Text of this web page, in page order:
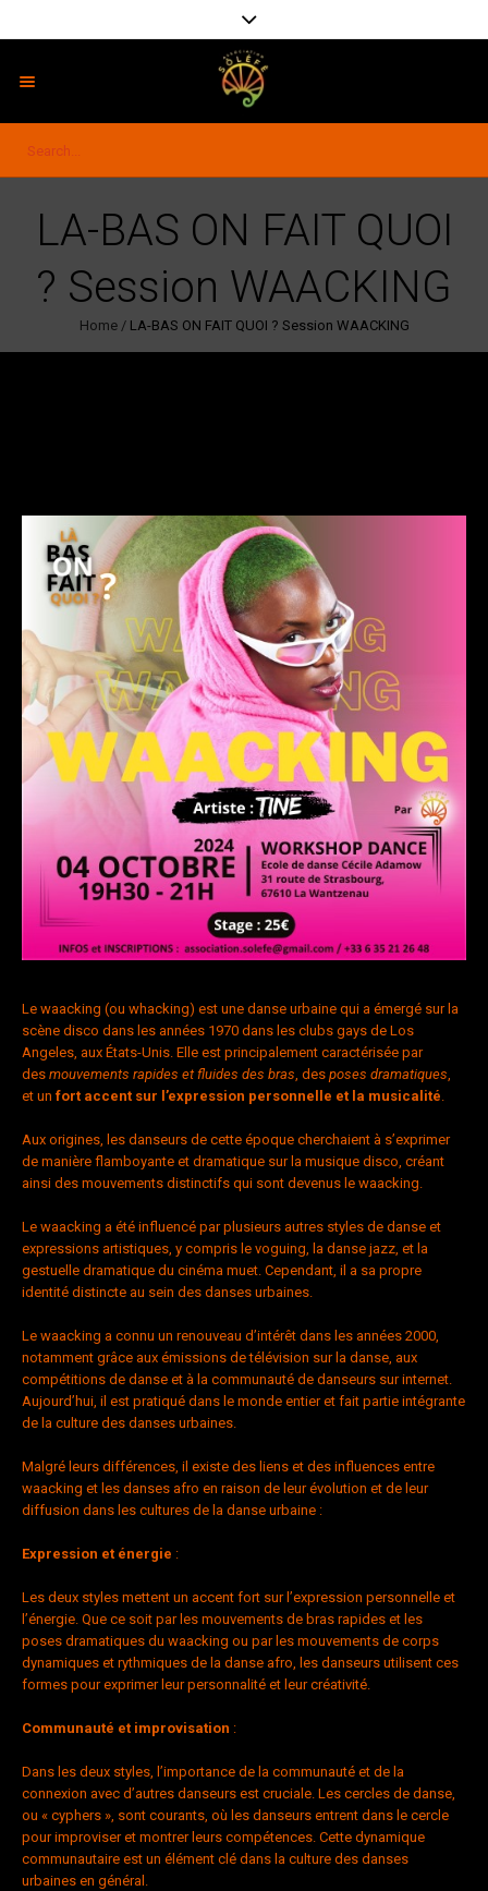
LA-BAS ON FAIT QUOI
? Session WAACKING
Home / LA-BAS ON FAIT QUOI ? Session WAACKING
Le waacking (ou whacking) est une danse urbaine qui a émergé sur la
scène disco dans les années 1970 dans les clubs gays de Los
Angeles, aux États-Unis. Elle est principalement caractérisée par
desmouvements rapides et fluides des bras, desposes dramatiques,
et unfort accent sur l’expression personnelle et la musicalité.
Aux origines, les danseurs de cette époque cherchaient à s’exprimer
de manière flamboyante et dramatique sur la musique disco, créant
ainsi des mouvements distinctifs qui sont devenus le waacking.
Le waacking a été influencé par plusieurs autres styles de danse et
expressions artistiques, y compris le voguing, la danse jazz, et la
gestuelle dramatique du cinéma muet. Cependant, il a sa propre
identité distincte au sein des danses urbaines.
Le waacking a connu un renouveau d’intérêt dans les années 2000,
notamment grâce aux émissions de télévision sur la danse, aux
compétitions de danse et à la communauté de danseurs sur internet.
Aujourd’hui, il est pratiqué dans le monde entier et fait partie intégrante
de la culture des danses urbaines.
Malgré leurs différences, il existe des liens et des influences entre
waacking et les danses afro en raison de leur évolution et de leur
diffusion dans les cultures de la danse urbaine :
Expression et énergie :
Les deux styles mettent un accent fort sur l’expression personnelle et
l’énergie. Que ce soit par les mouvements de bras rapides et les
poses dramatiques du waacking ou par les mouvements de corps
dynamiques et rythmiques de la danse afro, les danseurs utilisent ces
formes pour exprimer leur personnalité et leur créativité.
Communauté et improvisation :
Dans les deux styles, l’importance de la communauté et de la
connexion avec d’autres danseurs est cruciale. Les cercles de danse,
ou « cyphers », sont courants, où les danseurs entrent dans le cercle
pour improviser et montrer leurs compétences. Cette dynamique
communautaire est un élément clé dans la culture des danses
urbaines en général.